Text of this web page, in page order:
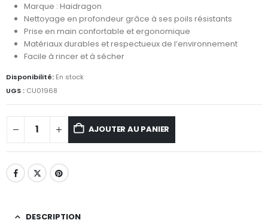
Marque : Haidragon
Nettoyage en profondeur grâce à ses poils résistants
Prise en main confortable et ergonomique
Matériaux durables et respectueux de l’environnement
Facile à rincer et à sécher
Disponibilité: En stock
UGS : CU01968
AJOUTER AU PANIER
DESCRIPTION